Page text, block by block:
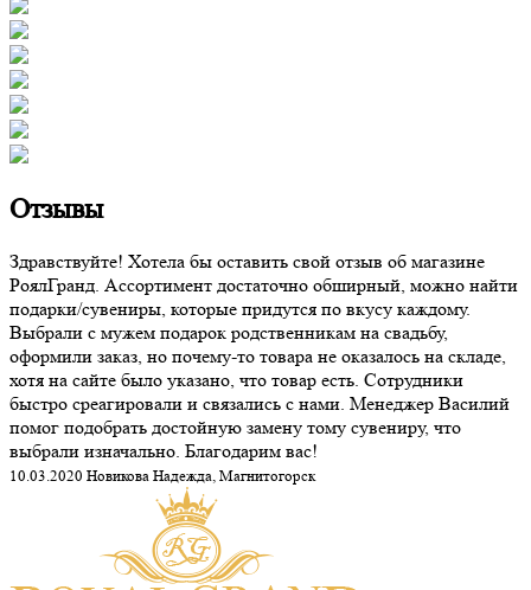
Отзывы
Здравствуйте! Хотела бы оставить свой отзыв об магазине
РоялГранд. Ассортимент достаточно обширный, можно найти
подарки/сувениры, которые придутся по вкусу каждому.
Выбрали с мужем подарок родственникам на свадьбу,
оформили заказ, но почему-то товара не оказалось на складе,
хотя на сайте было указано, что товар есть. Сотрудники
быстро среагировали и связались с нами. Менеджер Василий
помог подобрать достойную замену тому сувениру, что
выбрали изначально. Благодарим вас!
10.03.2020 Новикова Надежда, Магнитогорск